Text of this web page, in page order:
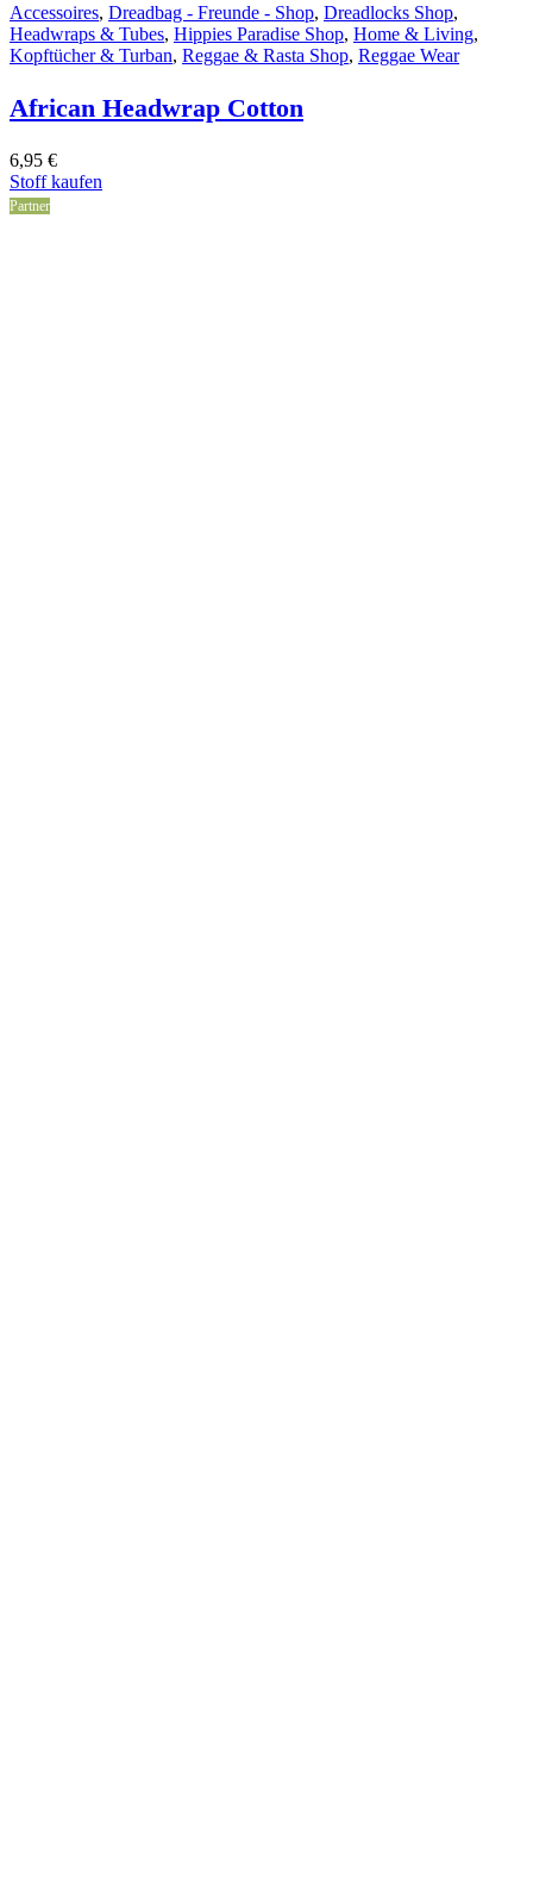
Accessoires, Dreadbag - Freunde - Shop, Dreadlocks Shop,
Headwraps & Tubes, Hippies Paradise Shop, Home & Living,
Kopftücher & Turban, Reggae & Rasta Shop, Reggae Wear
African Headwrap Cotton
6,95 €
Stoff kaufen
Partner